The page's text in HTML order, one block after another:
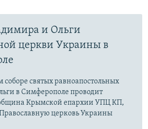
и Ольги
церкви Украины в
соборе святых равноапостольных
в Симферополе проводит
Крымской епархии УПЦ КП,
церковь Украины